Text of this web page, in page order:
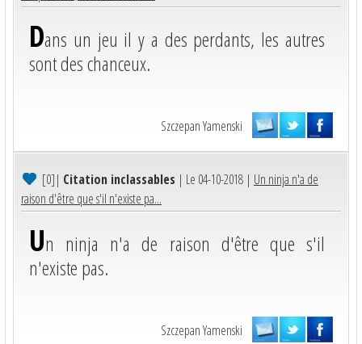
Dans un jeu il y a des perdants, les autres
sont des chanceux.
Szczepan Yamenski
[0]| Citation inclassables | Le 04-10-2018 | Un ninja n'a de
raison d'être que s'il n'existe pa...
Un ninja n'a de raison d'être que s'il
n'existe pas.
Szczepan Yamenski